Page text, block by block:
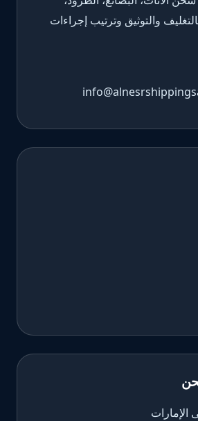
والتوثيق وترتيب إجراءات